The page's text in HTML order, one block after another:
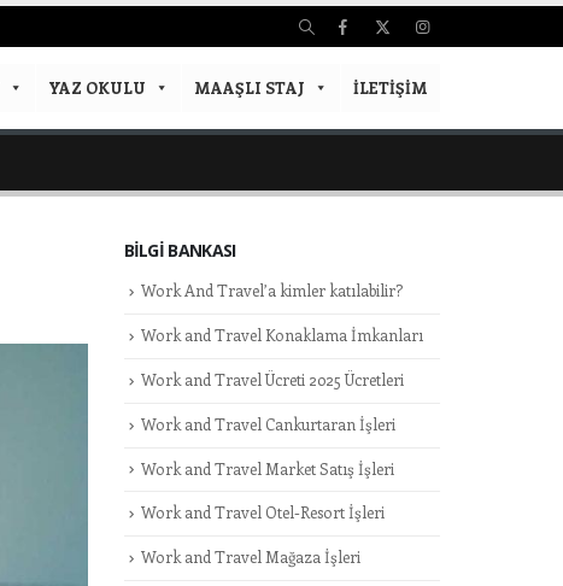
YAZ OKULU MAAŞLI STAJ İLETIŞIM
BILGI BANKASI
Work And Travel’a kimler katılabilir?
Work and Travel Konaklama İmkanları
Work and Travel Ücreti 2025 Ücretleri
Work and Travel Cankurtaran İşleri
Work and Travel Market Satış İşleri
Work and Travel Otel-Resort İşleri
Work and Travel Mağaza İşleri